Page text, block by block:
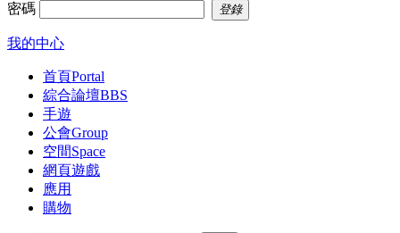
密碼 登錄
我的中心
首頁Portal
綜合論壇BBS
手遊
公會Group
空間Space
網頁遊戲
應用
購物